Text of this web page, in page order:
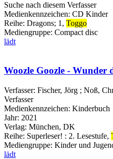
Suche nach diesem Verfasser
Medienkennzeichen: CD Kinder
Reihe: Dragons; 1, Toggo
Mediengruppe: Compact disc
lädt
Woozle Goozle - Wunder
Verfasser: Fischer, Jörg ; Noß,
Verfasser
Medienkennzeichen: Kinderbuch
Jahr: 2021
Verlag: München, DK
Reihe: Superleser! : 2. Lesestufe,
Mediengruppe: Kinder und
lädt